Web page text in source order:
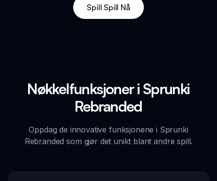
Spill Spill Nå
Nøkkelfunksjoner i Sprunki
Rebranded
Oppdag de innovative funksjonene i Sprunki
Rebranded som gjør det unikt blant andre spill.